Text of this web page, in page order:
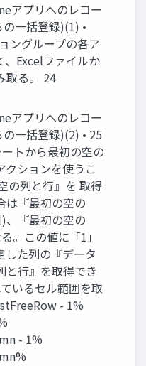
アプリへのレコー
一括登録)(1) •
ングループの各ア
、Excelファイルか
取る。 24
アプリへのレコー
一括登録)(2) • 25
ートから最初の空の
クションを使うこ
の列と行』を 取得
は『最初の空の
、『最初の空の
。この値に「1」
した列の『データ
と行』を取得でき
いるセル範囲を取
- 1%
- 1%